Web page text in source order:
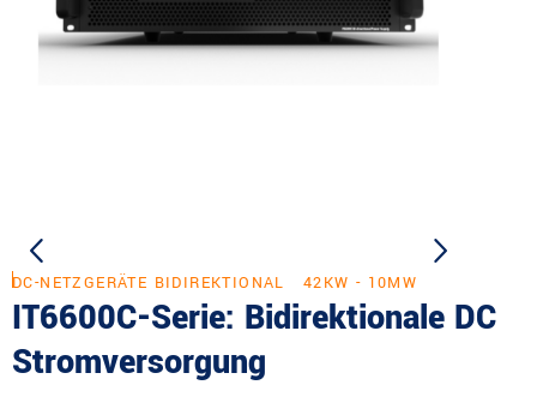
DC-NETZGERÄTE BIDIREKTIONAL 42KW - 10MW
IT6600C-Serie: Bidirektionale DC
Stromversorgung